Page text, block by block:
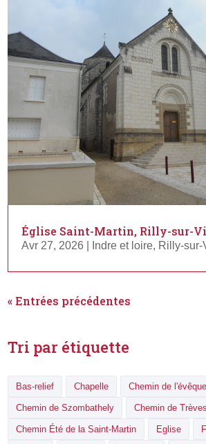
Église Saint-Martin, Rilly-sur-
Avr 27, 2026 Indre et loire, Rilly-sur-
« Entrées précédentes
Tri par étiquette
Bas-relief Chapelle Chemin de
Chemin de Szombathely Chemin de Trèves
Chemin Été de la Saint-Martin Eglise